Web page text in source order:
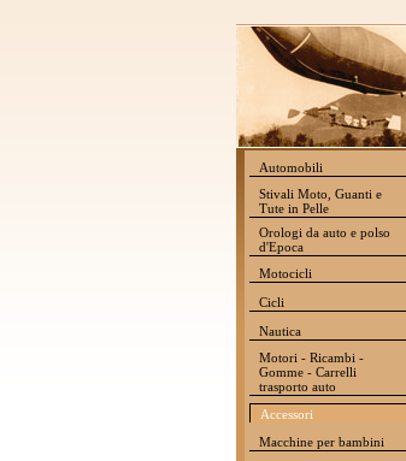
Automobili
Stivali Moto, Guanti e
Tute in Pelle
Orologi da auto e polso
d'Epoca
Motocicli
Cicli
Nautica
Motori - Ricambi -
Gomme - Carrelli
trasporto auto
Accessori
Macchine per bambini